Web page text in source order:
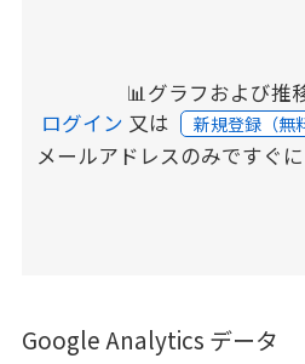
📊グラフおよび推
ログイン 又は 新規登録（無
メールアドレスのみですぐ
Google Analytics データ